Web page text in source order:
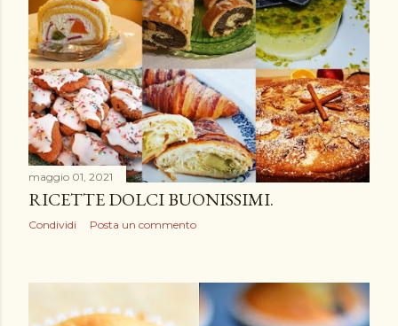
maggio 01, 2021
RICETTE DOLCI BUONISSIMI.
Condividi Posta un commento